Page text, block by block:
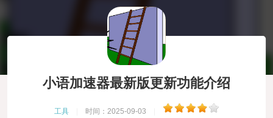
小语加速器最新版更新功能介绍
工具 时间：2025-09-03